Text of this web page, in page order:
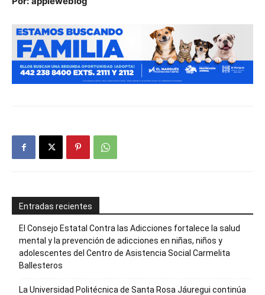
Entradas recientes
El Consejo Estatal Contra las Adicciones fortalece la salud
mental y la prevención de adicciones en niñas, niños y
adolescentes del Centro de Asistencia Social Carmelita
Ballesteros
La Universidad Politécnica de Santa Rosa Jáuregui continúa